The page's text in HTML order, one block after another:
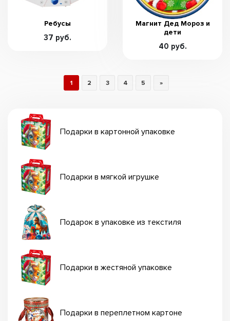
Подарки в картонной упаковке
Подарки в мягкой игрушке
Подарок в упаковке из текстиля
Подарки в жестяной упаковке
Подарки в переплетном картоне
Ребусы
37 руб.
Магнит Дед Мороз и
дети
40 руб.
1 2 3 4 5 »